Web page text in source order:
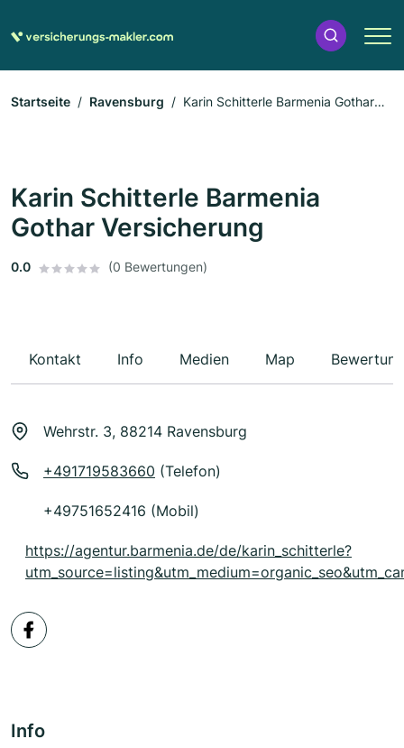
Startseite Ravensburg
Karin Schitterle Barmenia Gothar
Karin Schitterle Barmenia
Gothar Versicherung
0.0 (0 Bewertungen)
Kontakt Info Medien Map
Wehrstr. 3, 88214 Ravensburg
+491719583660 (Telefon)
+49751652416 (Mobil)
https://agentur.barmenia.de/de/karin_schitterle?
Info